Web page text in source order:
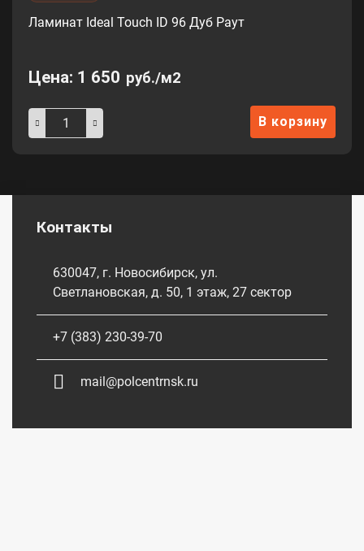
Ламинат Ideal Touch ID 96 Дуб Раут
Цена: 1 650 руб./м2
В корзину
Контакты
630047, г. Новосибирск, ул.
Светлановская, д. 50, 1 этаж, 27 сектор
+7 (383) 230-39-70
mail@polcentrnsk.ru